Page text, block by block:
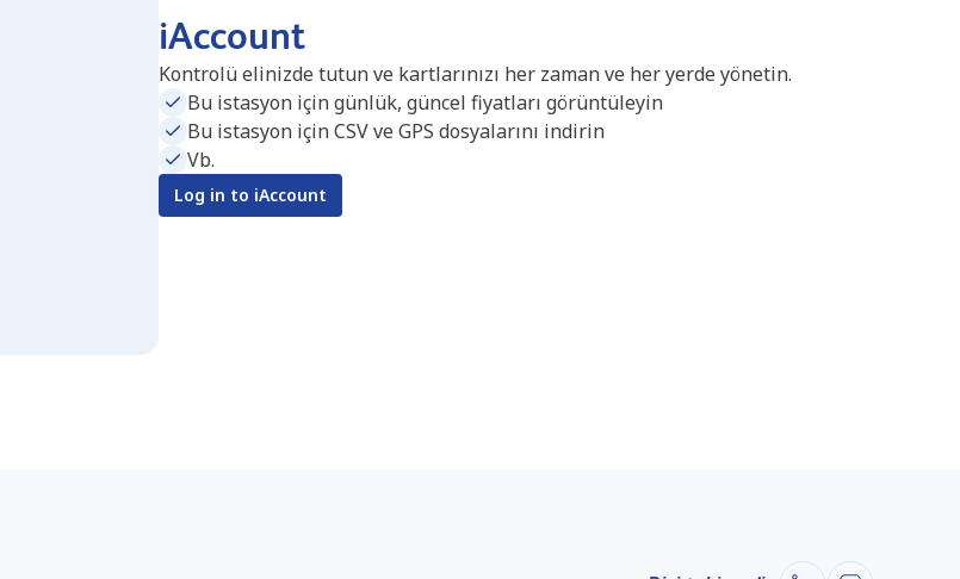
iAccount
Kontrolü elinizde tutun ve kartlarınızı her zaman ve her yerde yönetin.
Bu istasyon için günlük, güncel fiyatları görüntüleyin
Bu istasyon için CSV ve GPS dosyalarını indirin
Vb.
Log in to iAccount